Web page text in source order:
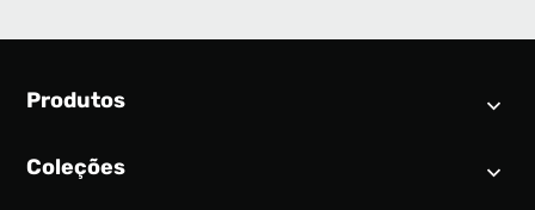
Produtos
Calendário SNEAKER
Coleções